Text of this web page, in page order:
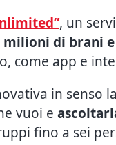
, un
milioni di brani
come app e
in
vuoi e
fino a sei